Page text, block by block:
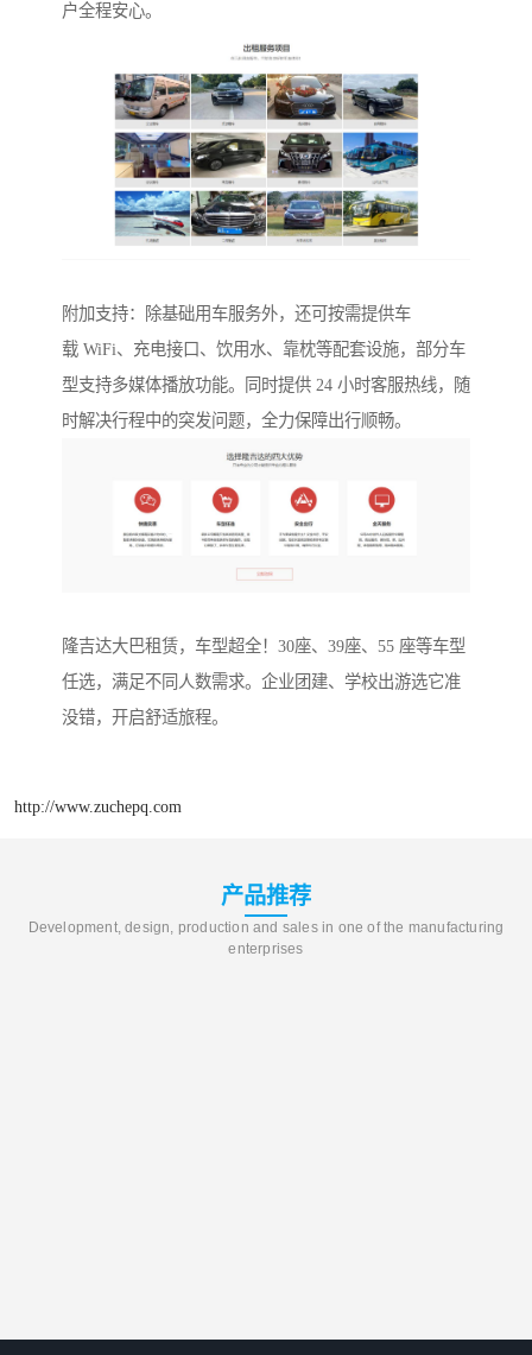
户全程安心。
附加支持：除基础用车服务外，还可按需提供车
载 WiFi、充电接口、饮用水、靠枕等配套设施，部分车
型支持多媒体播放功能。同时提供 24 小时客服热线，随
时解决行程中的突发问题，全力保障出行顺畅。
隆吉达大巴租赁，车型超全！30座、39座、55 座等车型
任选，满足不同人数需求。企业团建、学校出游选它准
没错，开启舒适旅程。
http://www.zuchepq.com
产品推荐
Development, design, production and sales in one of the manufacturing
enterprises